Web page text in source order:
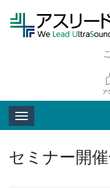
Toggle
セミナー開